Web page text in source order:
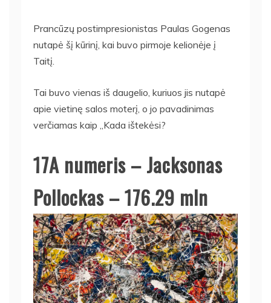
Prancūzų postimpresionistas Paulas Gogenas
nutapė šį kūrinį, kai buvo pirmoje kelionėje į
Taitį.
Tai buvo vienas iš daugelio, kuriuos jis nutapė
apie vietinę salos moterį, o jo pavadinimas
verčiamas kaip „Kada ištekėsi?
17A numeris – Jacksonas
Pollockas – 176.29 mln